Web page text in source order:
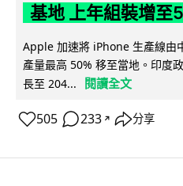
基地 上年組裝增至
Apple 加速將 iPhone 生產線由
產量最高 50% 移至當地。印度
長至 204...
閱讀全文
505 233 ↗ 分享